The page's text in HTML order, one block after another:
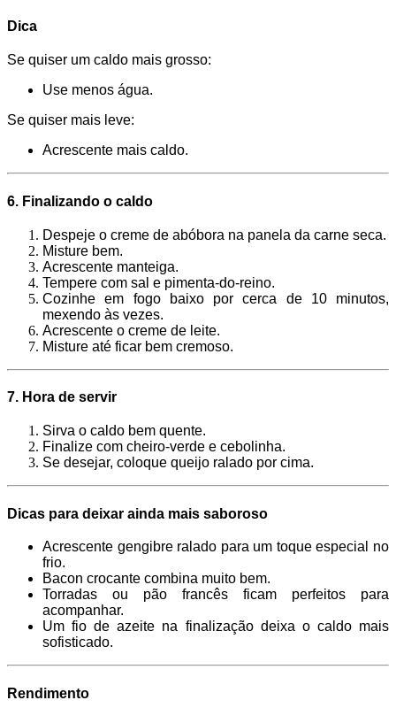
Dica
Se quiser um caldo mais grosso:
Use menos água.
Se quiser mais leve:
Acrescente mais caldo.
6. Finalizando o caldo
Despeje o creme de abóbora na panela da carne seca.
Misture bem.
Acrescente manteiga.
Tempere com sal e pimenta-do-reino.
Cozinhe em fogo baixo por cerca de 10 minutos,
mexendo às vezes.
Acrescente o creme de leite.
Misture até ficar bem cremoso.
7. Hora de servir
Sirva o caldo bem quente.
Finalize com cheiro-verde e cebolinha.
Se desejar, coloque queijo ralado por cima.
Dicas para deixar ainda mais saboroso
Acrescente gengibre ralado para um toque especial no
frio.
Bacon crocante combina muito bem.
Torradas ou pão francês ficam perfeitos para
acompanhar.
Um fio de azeite na finalização deixa o caldo mais
sofisticado.
Rendimento